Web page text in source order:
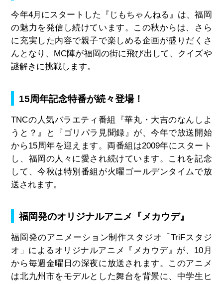
今年4月にスタートした『じもちゃんねる』は、福岡
の魅力を発信し続けています。この秋からは、さら
に充実した内容で親子で楽しめる企画が盛りだくさ
んとなり、MC陣が福岡の街に飛び出して、クイズや
謎解きに挑戦します。
15周年記念特番が続々登場！
TNCの人気バラエティ番組『華丸・大吉のなんしよ
うと？』と『ゴリパラ見聞録』が、今年で放送開始
から15周年を迎えます。両番組は2009年にスタート
し、福岡の人々に愛され続けています。これを記念
して、今秋は特別番組が火曜ゴールデンタイムで放
送されます。
福岡発のオリジナルアニメ『メカウデ』
福岡発のアニメーション制作スタジオ「TriFスタジ
オ」によるオリジナルアニメ『メカウデ』が、10月
から毎週金曜日の深夜に放送されます。このアニメ
は北九州市をモデルとした舞台を背景に、中学生ヒ